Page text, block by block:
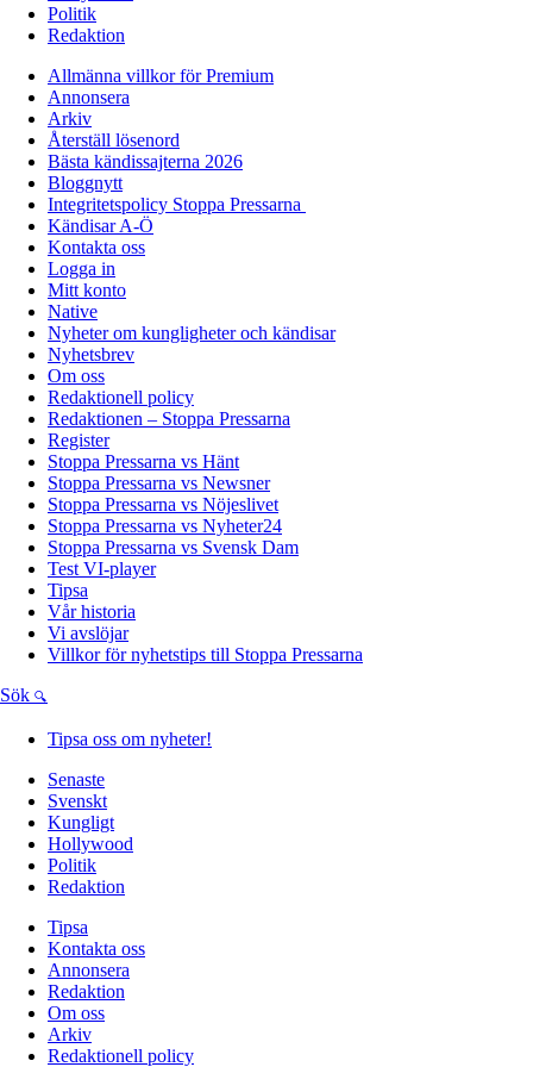
Politik
Redaktion
Allmänna villkor för Premium
Annonsera
Arkiv
Återställ lösenord
Bästa kändissajterna 2026
Bloggnytt
Integritetspolicy Stoppa Pressarna
Kändisar A-Ö
Kontakta oss
Logga in
Mitt konto
Native
Nyheter om kungligheter och kändisar
Nyhetsbrev
Om oss
Redaktionell policy
Redaktionen – Stoppa Pressarna
Register
Stoppa Pressarna vs Hänt
Stoppa Pressarna vs Newsner
Stoppa Pressarna vs Nöjeslivet
Stoppa Pressarna vs Nyheter24
Stoppa Pressarna vs Svensk Dam
Test VI-player
Tipsa
Vår historia
Vi avslöjar
Villkor för nyhetstips till Stoppa Pressarna
Sök
Tipsa oss om nyheter!
Senaste
Svenskt
Kungligt
Hollywood
Politik
Redaktion
Tipsa
Kontakta oss
Annonsera
Redaktion
Om oss
Arkiv
Redaktionell policy